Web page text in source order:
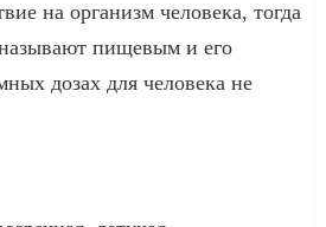
на организм человека, тогда
пищевым и его
дозах для человека не